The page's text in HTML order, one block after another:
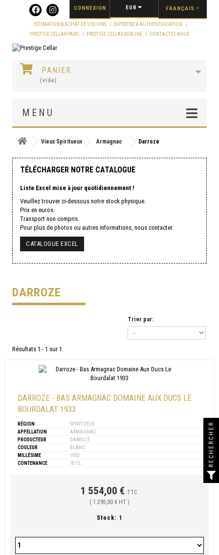
FRANÇAIS
EUR
CONNEXION
ESTIMATION & ACHAT DE VOS VINS
EXPERTISE & AUTHENTIFICATION
PRESTIGE CELLAR PARIS
PRESTIGE CELLAR BEAUNE CONTACTEZ-NOUS
PANIER
(vide)
MENU
Vieux Spiritueux Armagnac Darroze
TÉLÉCHARGER NOTRE CATALOGUE
Liste Excel mise à jour quotidiennement !
Veuillez trouver ci-dessous notre stock physique.
Prix en euros.
Transport non compris.
Pour plus de photos ou autres informations, nous contacter.
CATALOGUE EXCEL
DARROZE
Trier par:
Résultats 1 - 1 sur 1.
DARROZE - BAS ARMAGNAC DOMAINE AUX DUCS LE
BOURDALAT 1933
RÉGION
SPIRITUEUX
APPELLATION
ARMAGNAC
PRODUCTEUR
DARROZE
COULEUR
BLANC
MILLÉSIME
1933
CONTENANCE
70 CL
1 554,00 € TTC
( 1 295,00 € HT )
Stock: 1
RECHERCHER
Panneau de gestion des cookies